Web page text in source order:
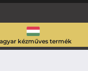
kézműves termék